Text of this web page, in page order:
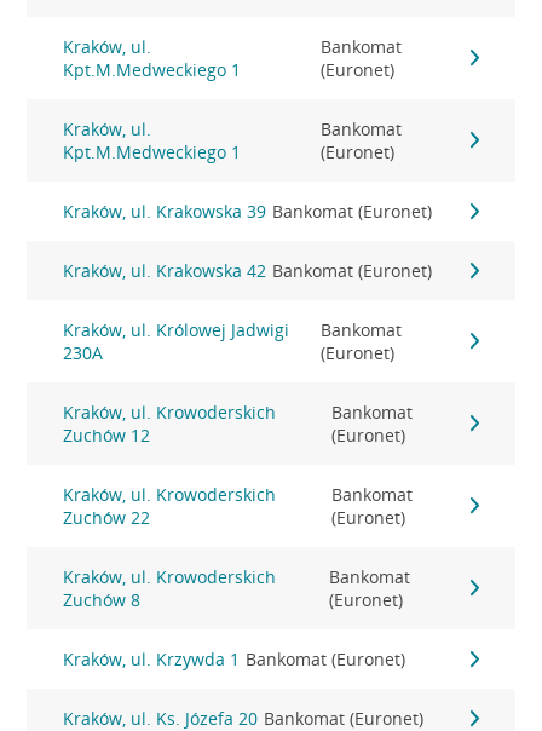
Kraków, ul.
Kpt.M.Medweckiego 1
Bankomat
(Euronet)
Kraków, ul.
Kpt.M.Medweckiego 1
Bankomat
(Euronet)
Kraków, ul. Krakowska 39 Bankomat (Euronet)
Kraków, ul. Krakowska 42 Bankomat (Euronet)
Kraków, ul. Królowej Jadwigi
230A
Bankomat
(Euronet)
Kraków, ul. Krowoderskich
Zuchów 12
Bankomat
(Euronet)
Kraków, ul. Krowoderskich
Zuchów 22
Bankomat
(Euronet)
Kraków, ul. Krowoderskich
Zuchów 8
Bankomat
(Euronet)
Kraków, ul. Krzywda 1 Bankomat (Euronet)
Kraków, ul. Ks. Józefa 20 Bankomat (Euronet)